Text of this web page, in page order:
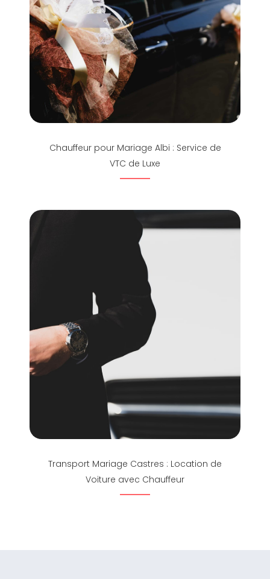
Chauffeur pour Mariage Albi : Service de
VTC de Luxe
Transport Mariage Castres : Location de
Voiture avec Chauffeur